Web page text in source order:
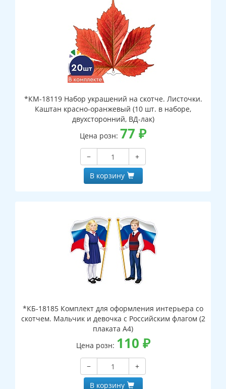
*КМ-18119 Набор украшений на скотче. Листочки.
Каштан красно-оранжевый (10 шт. в наборе,
двухсторонний, ВД-лак)
Цена розн: 77 ₽
−
+
В корзину
*КБ-18185 Комплект для оформления интерьера со
скотчем. Мальчик и девочка с Российским флагом (2
плаката А4)
Цена розн: 110 ₽
−
+
В корзину